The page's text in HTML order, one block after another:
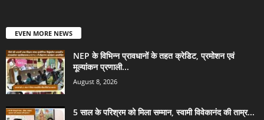
EVEN MORE NEWS
NEP के विभिन्न प्रावधानों के तहत क्रेडिट, प्रमोशन एवं
मूल्यांकन प्रणाली...
August 8, 2026
5 साल के परिश्रम को मिला सम्मान, स्वामी विवेकानंद की ताम्र...